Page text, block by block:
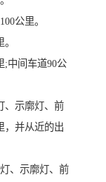
公里。
;中间车道90公
、示廓灯、前
，并从近的出
、示廓灯、前